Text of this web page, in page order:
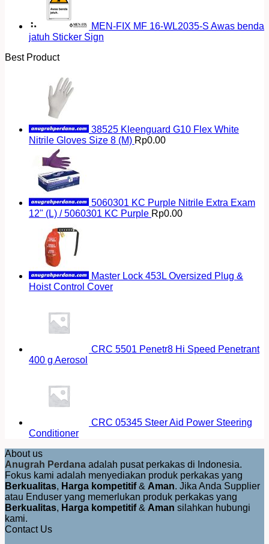
MEN-FIX MF 16-WL2035-S Awas benda
jatuh Sticker Sign
Best Product
38525 Kleenguard G10 Flex White
Nitrile Gloves Size 8 (M) Rp0.00
5060301 KC Purple Nitrile Extra Exam
12" (L) / 5060301 KC Purple Rp0.00
Master Lock 453L Oversized Plug &
Hoist Control Cover
CRC 5501 Penetr8 Hi Speed Penetrant
400 g Aerosol
CRC 05345 Steer Aid Power Steering
Conditioner
About us
Anugrah Perdana adalah pusat perkakas di Indonesia.
Fokus kami adalah menyediakan produk perkakas yang
Berkualitas, Harga kompetitif& Aman. Jika Anda Supplier
atau Enduser yang memerlukan produk perkakas yang
Berkualitas, Harga kompetitif& Aman silahkan hubungi
kami.
Contact Us